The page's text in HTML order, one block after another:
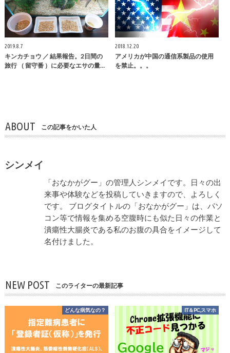
2019.8.7
キンカチョウ ／ 結果報告。2日間の
旅行 （ 留守番 ）に必要なエサの量…
2018.12.20
アメリカが中国の通信系製品の使用
を禁止。。。
ABOUT この記事をかいた人
シンメイ
「おなかがグー」の管理人シンメイです。日々の出
来事や体験などを投稿していきますので、よろしく
です。 ブログタイトルの「おなかがグー」は、パソ
コン等で情報を集める空腹時にも似た日々の作業と
潰瘍性大腸炎である私のお腹の具合をイメージして
名付けました。
NEW POST このライターの最新記事
どんな病気なの？ IT＆PC,スマホ